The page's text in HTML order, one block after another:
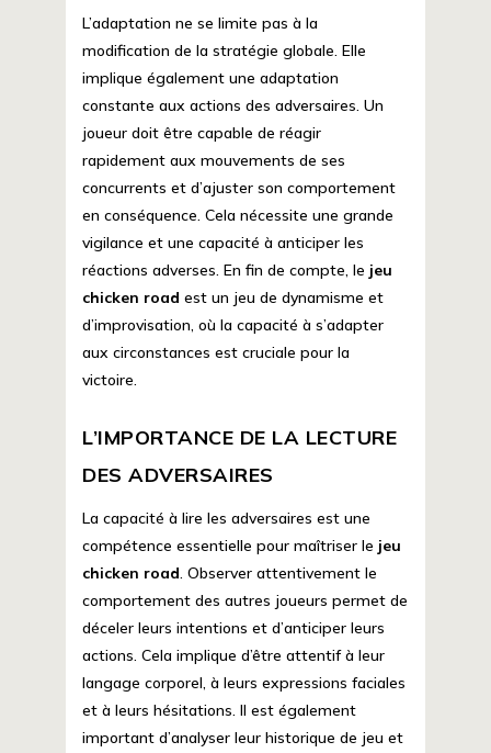
L’adaptation ne se limite pas à la
modification de la stratégie globale. Elle
implique également une adaptation
constante aux actions des adversaires. Un
joueur doit être capable de réagir
rapidement aux mouvements de ses
concurrents et d’ajuster son comportement
en conséquence. Cela nécessite une grande
vigilance et une capacité à anticiper les
réactions adverses. En fin de compte, le jeu
chicken road est un jeu de dynamisme et
d’improvisation, où la capacité à s’adapter
aux circonstances est cruciale pour la
victoire.
L’IMPORTANCE DE LA LECTURE
DES ADVERSAIRES
La capacité à lire les adversaires est une
compétence essentielle pour maîtriser le jeu
chicken road. Observer attentivement le
comportement des autres joueurs permet de
déceler leurs intentions et d’anticiper leurs
actions. Cela implique d’être attentif à leur
langage corporel, à leurs expressions faciales
et à leurs hésitations. Il est également
important d’analyser leur historique de jeu et